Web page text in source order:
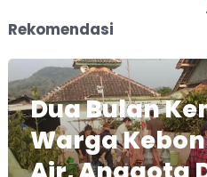
Rekomendasi
Dua Bulan
Warga